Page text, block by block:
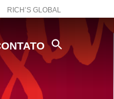
RICH’S GLOBAL